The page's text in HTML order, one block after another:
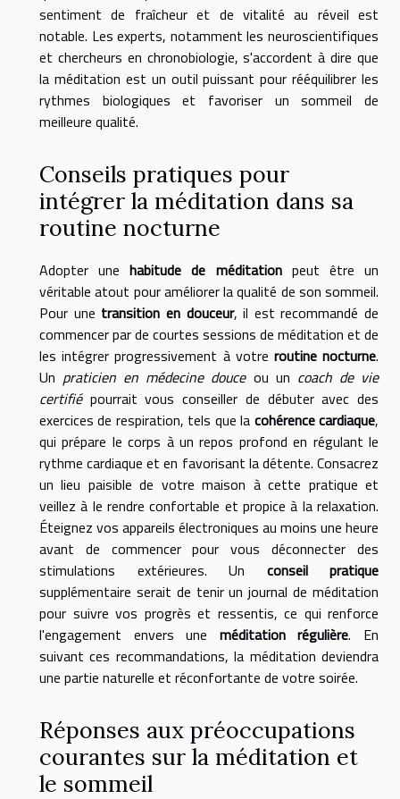
sentiment de fraîcheur et de vitalité au réveil est
notable. Les experts, notamment les neuroscientifiques
et chercheurs en chronobiologie, s'accordent à dire que
la méditation est un outil puissant pour rééquilibrer les
rythmes biologiques et favoriser un sommeil de
meilleure qualité.
Conseils pratiques pour
intégrer la méditation dans sa
routine nocturne
Adopter unehabitude de méditationpeut être un
véritable atout pour améliorer la qualité de son sommeil.
Pour une transition en douceur, il est recommandé de
commencer par de courtes sessions de méditation et de
les intégrer progressivement à votre routine nocturne.
Un praticien en médecine douceou un coach de vie
certifiépourrait vous conseiller de débuter avec des
exercices de respiration, tels que la cohérence cardiaque,
qui prépare le corps à un repos profond en régulant le
rythme cardiaque et en favorisant la détente. Consacrez
un lieu paisible de votre maison à cette pratique et
veillez à le rendre confortable et propice à la relaxation.
Éteignez vos appareils électroniques au moins une heure
avant de commencer pour vous déconnecter des
stimulations extérieures. Un conseil pratique
supplémentaire serait de tenir un journal de méditation
pour suivre vos progrès et ressentis, ce qui renforce
l'engagement envers une méditation régulière. En
suivant ces recommandations, la méditation deviendra
une partie naturelle et réconfortante de votre soirée.
Réponses aux préoccupations
courantes sur la méditation et
le sommeil